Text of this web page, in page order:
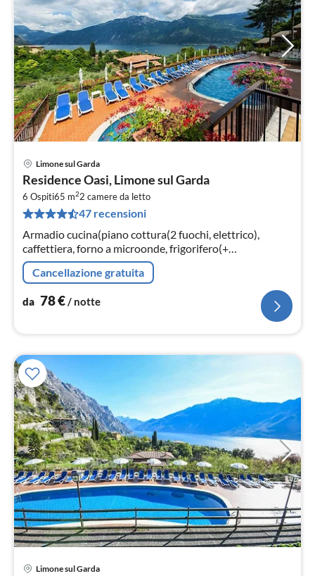
Limone sul Garda
Residence Oasi, Limone sul Garda
6 Ospiti65 m22 camere da letto
47 recensioni
Armadio cucina(piano cottura(2 fuochi, elettrico),
caffettiera, forno a microonde, frigorifero(+
congelatore)), Soggiorno / Pranzo(divano letto doppio,
TV(satellite))
Cancellazione gratuita
da 78€/ notte
Limone sul Garda